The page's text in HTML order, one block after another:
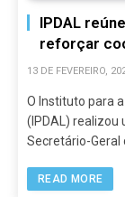
IPDAL
reforçar
13 DE FEVEREIRO,
O Instituto para
(IPDAL) realizou
Secretário-Geral
READ MORE